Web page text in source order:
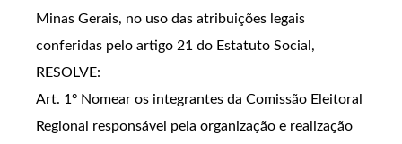
Minas Gerais, no uso das atribuições legais
conferidas pelo artigo 21 do Estatuto Social,
RESOLVE:
Art. 1º Nomear os integrantes da Comissão Eleitoral
Regional responsável pela organização e realização